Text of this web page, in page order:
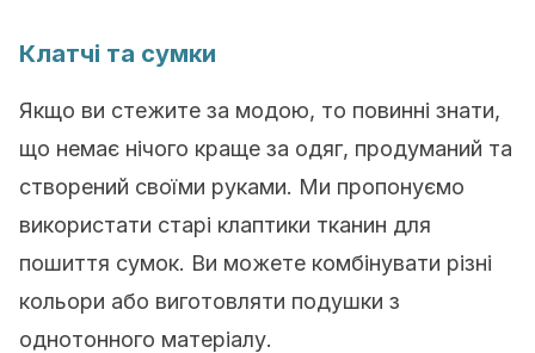
Клатчі та сумки
Якщо ви стежите за модою, то повинні знати,
що немає нічого краще за одяг, продуманий та
створений своїми руками. Ми пропонуємо
використати старі клаптики тканин для
пошиття сумок. Ви можете комбінувати різні
кольори або виготовляти подушки з
однотонного матеріалу.